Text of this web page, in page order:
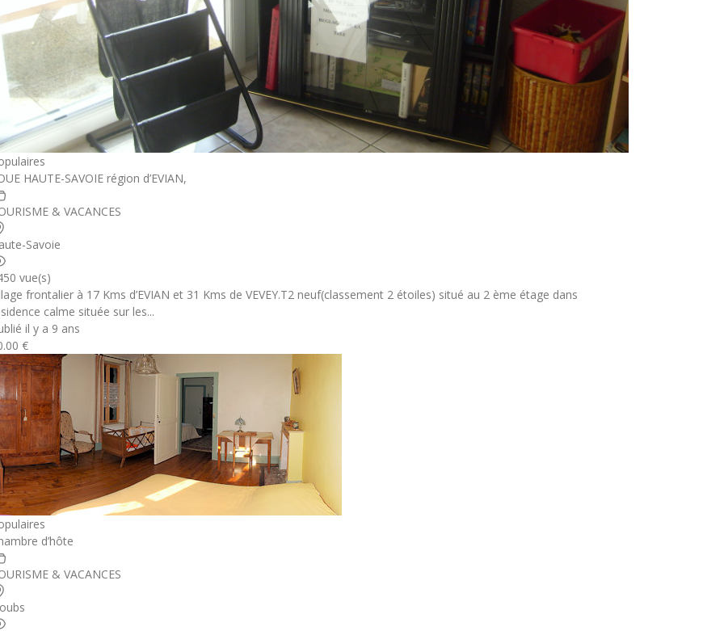
HAUTE-SAVOIE région d’EVIAN,
& VACANCES
Savoie
vue(s)
frontalier à 17 Kms d’EVIAN et 31 Kms de VEVEY.T2 neuf(classement 2 étoiles) situé au 2 ème étage dans
calme située sur les...
il y a 9 ans
€
d’hôte
& VACANCES